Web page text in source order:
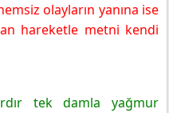
olayların yanına ise
hareketle metni kendi
tek damla yağmur